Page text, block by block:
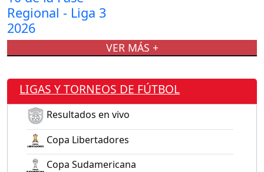
VER MÁS +
LIGAS Y TORNEOS DE FÚTBOL
Resultados en vivo
Copa Libertadores
Copa Sudamericana